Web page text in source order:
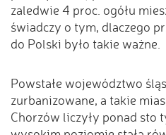
zaledwie 4 proc. ogółu
świadczy o tym, dlaczego
do Polski było takie ważne.
Powstałe województwo
zurbanizowane, a takie
Chorzów liczyły ponad sto